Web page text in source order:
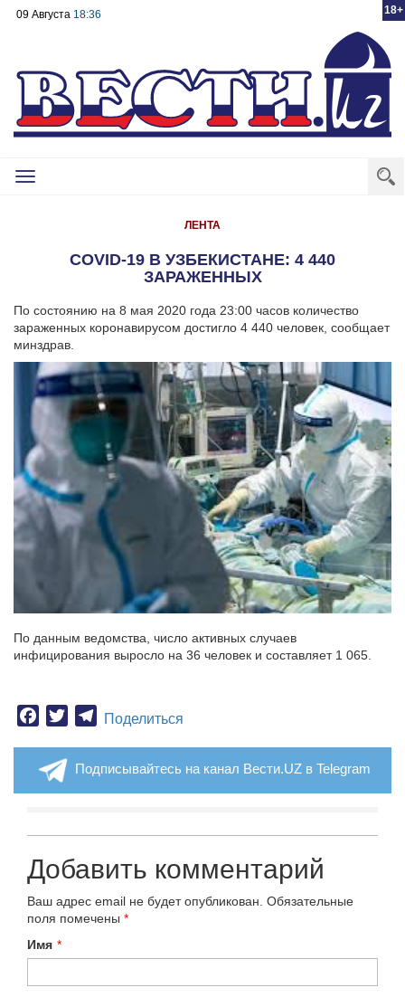
18+
09 Августа 18:36
Toggle
ЛЕНТА
COVID-19 В УЗБЕКИСТАНЕ: 4 440
ЗАРАЖЕННЫХ
По состоянию на 8 мая 2020 года 23:00 часов количество
зараженных коронавирусом достигло 4 440 человек, сообщает
минздрав.
По данным ведомства, число активных случаев
инфицирования выросло на 36 человек и составляет 1 065.
Facebook
TwitterTelegram
Поделиться
Подписывайтесь на канал Вести.UZ в Telegram
Добавить комментарий
Ваш адрес email не будет опубликован. Обязательные
поля помечены *
Имя *